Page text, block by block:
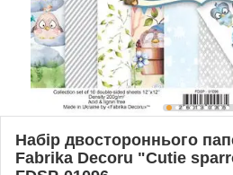
Набір двостороннього
Fabrika Decoru "Cutie